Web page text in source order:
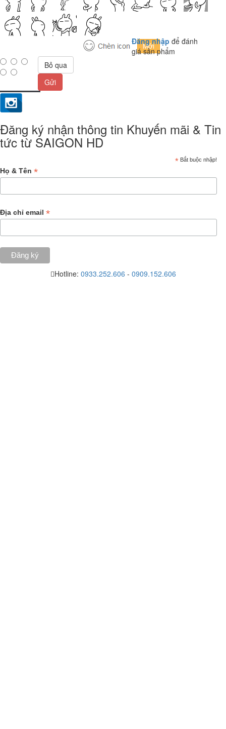
Đăng nhập để đánh
giá sản phẩm
Bỏ qua
Gửi
Đăng ký nhận thông tin Khuyến mãi & Tin
tức từ SAIGON HD
* Bắt buộc nhập!
Họ & Tên *
Địa chỉ email *
Hotline: 0933.252.606 - 0909.152.606